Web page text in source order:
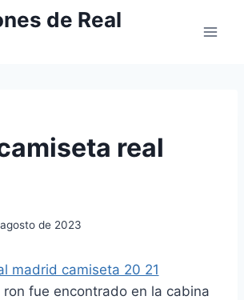
de Real
real
de 2023
fue encontrado en la cabina